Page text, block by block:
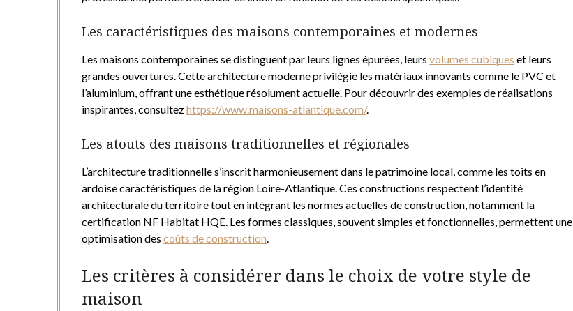
Les caractéristiques des maisons contemporaines et modernes
Les maisons contemporaines se distinguent par leurs lignes épurées, leursvolumes cubiques et leurs
grandes ouvertures. Cette architecture moderne privilégie les matériaux innovants comme le PVC et
l’aluminium, offrant une esthétique résolument actuelle. Pour découvrir des exemples de réalisations
inspirantes, consultezhttps://www.maisons-atlantique.com/.
Les atouts des maisons traditionnelles et régionales
L’architecture traditionnelle s’inscrit harmonieusement dans le patrimoine local, comme les toits en
ardoise caractéristiques de la région Loire-Atlantique. Ces constructions respectent l’identité
architecturale du territoire tout en intégrant les normes actuelles de construction, notamment la
certification NF Habitat HQE. Les formes classiques, souvent simples et fonctionnelles, permettent une
optimisation descoûts de construction.
Les critères à considérer dans le choix de votre style de
maison